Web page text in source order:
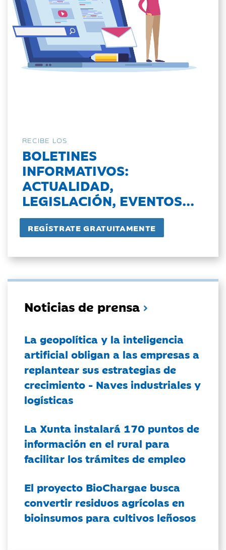
RECIBE LOS
BOLETINES
INFORMATIVOS:
ACTUALIDAD,
LEGISLACIÓN, EVENTOS...
Noticias de prensa
La geopolítica y la inteligencia
artificial obligan a las empresas a
replantear sus estrategias de
crecimiento - Naves industriales y
logísticas
La Xunta instalará 170 puntos de
información en el rural para
facilitar los trámites de empleo
El proyecto BioChargae busca
convertir residuos agrícolas en
bioinsumos para cultivos leñosos